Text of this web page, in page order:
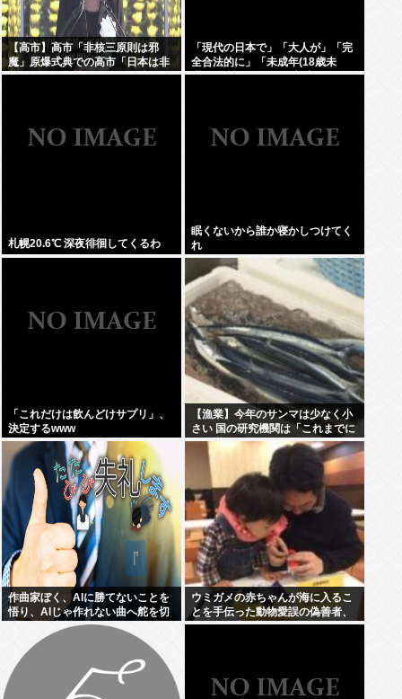
【高市】高市「非核三原則は邪
魔」原爆式典での高市「日本は非
核三原則を堅持しており、唯一の
「現代の日本で」「大人が」「完
全合法的に」「未成年(18歳未
満)」と性行為をする方法ってある
札幌20.6℃ 深夜徘徊してくるわ
眠くないから誰か寝かしつけてく
れ
「これだけは飲んどけサプリ」、
決定するwww
【漁業】今年のサンマは少なく小
さい 国の研究機関は「これまでに
なく厳しい年になる」
作曲家ぼく、AIに勝てないことを
悟り、AIじゃ作れない曲へ舵を切
ることを決断
ウミガメの赤ちゃんが海に入るこ
とを手伝った動物愛誤の偽善者、
最悪の結末を迎える